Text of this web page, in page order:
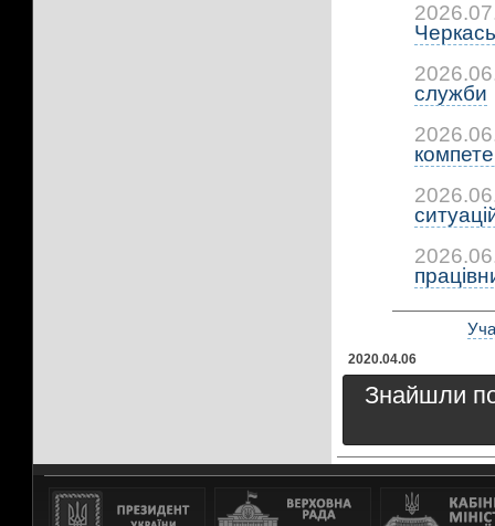
служби
2020.04.06
Знайшли